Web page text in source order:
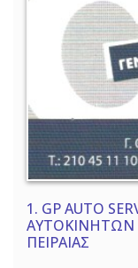
1. GP AUTO
ΑΥΤΟΚΙΝΗΤΩΝ
ΠΕΙΡΑΙΑΣ